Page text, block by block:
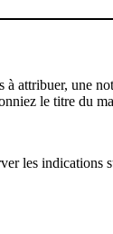
attribuer, une
le titre du
les indications